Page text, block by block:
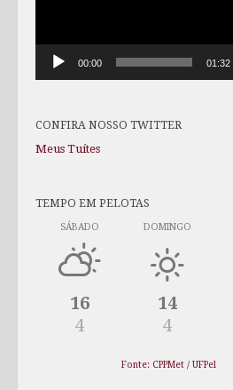
00:00 01:32
CONFIRA NOSSO TWITTER
Meus Tuítes
TEMPO EM PELOTAS
SÁBADO
16
4
DOMINGO
14
4
Fonte: CPPMet / UFPel